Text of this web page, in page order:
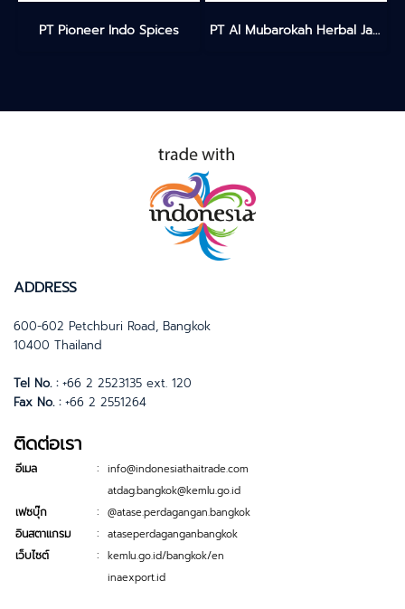
PT Pioneer Indo Spices PT Al Mubarokah Herbal Jakarta
ADDRESS
600-602 Petchburi Road, Bangkok
10400 Thailand
Tel No. :+66 2 2523135 ext. 120
Fax No. :+66 2 2551264
ติดต่อเรา
อีเมล : info@indonesiathaitrade.com
atdag.bangkok@kemlu.go.id
เฟซบุ๊ก : @atase.perdagangan.bangkok
อินสตาแกรม : ataseperdaganganbangkok
เว็บไซต์ : kemlu.go.id/bangkok/en
inaexport.id